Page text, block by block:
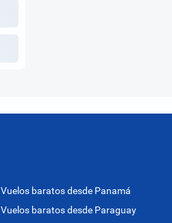
Vuelos baratos desde Panamá
Vuelos baratos desde Paraguay